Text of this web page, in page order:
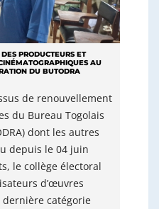
PRODUCTEURS ET
AU
DU BUTODRA
de renouvellement
du Bureau Togolais
dont les autres
depuis le 04 juin
le collège électoral
d’œuvres
catégorie